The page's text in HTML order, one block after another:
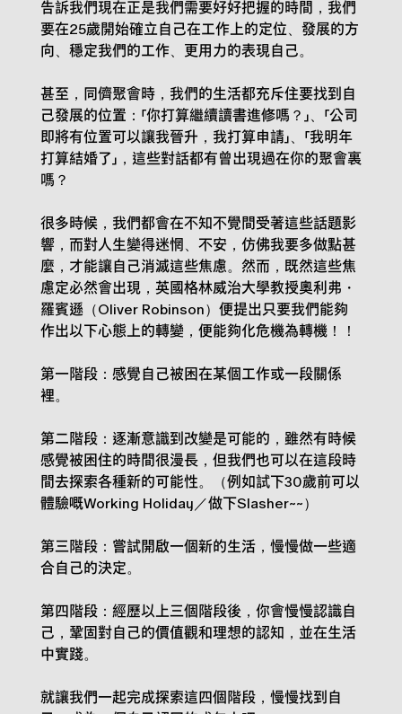
告訴我們現在正是我們需要好好把握的時間，我們
要在25歲開始確立自己在工作上的定位、發展的方
向、穩定我們的工作、更用力的表現自己。
甚至，同儕聚會時，我們的生活都充斥住要找到自
己發展的位置：「你打算繼續讀書進修嗎？」、「公司
即將有位置可以讓我晉升，我打算申請」、「我明年
打算結婚了」，這些對話都有曾出現過在你的聚會裏
嗎？
很多時候，我們都會在不知不覺間受著這些話題影
響，而對人生變得迷惘、不安，仿佛我要多做點甚
麼，才能讓自己消滅這些焦慮。然而，既然這些焦
慮定必然會出現，英國格林威治大學教授奧利弗・
羅賓遜（Oliver Robinson）便提出只要我們能夠
作出以下心態上的轉變，便能夠化危機為轉機！！
第一階段：感覺自己被困在某個工作或一段關係
裡。
第二階段：逐漸意識到改變是可能的，雖然有時候
感覺被困住的時間很漫長，但我們也可以在這段時
間去探索各種新的可能性。（例如試下30歲前可以
體驗嘅Working Holiday／做下Slasher~~）
第三階段：嘗試開啟一個新的生活，慢慢做一些適
合自己的決定。
第四階段：經歷以上三個階段後，你會慢慢認識自
己，鞏固對自己的價值觀和理想的認知，並在生活
中實踐。
就讓我們一起完成探索這四個階段，慢慢找到自